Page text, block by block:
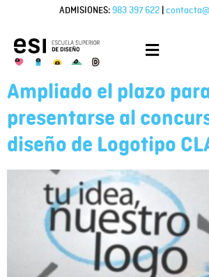
ADMISIONES: 983 397 622
Ampliado el plazo
presentarse al
diseño de Logotipo